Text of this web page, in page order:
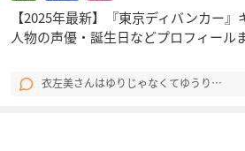
【2025年最新】『東京ディバンカー
人物の声優・誕生日などプロフィール
衣左美さんはゆりじゃなくてゆうり…